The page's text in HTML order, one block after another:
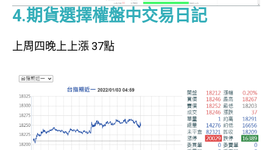
4.期貨選擇權盤中交易日記
上周四晚上上漲 37點